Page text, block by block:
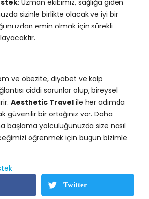
: Uzman ekibimiz, sağlığa giden
sizinle birlikte olacak ve iyi bir
emin olmak için sürekli
ve obezite, diyabet ve kalp
ciddi sorunlar olup, bireysel
Aesthetic Travel ile her adımda
güvenilir bir ortağınız var. Daha
başlama yolculuğunuzda size nasıl
öğrenmek için bugün bizimle
Twitter